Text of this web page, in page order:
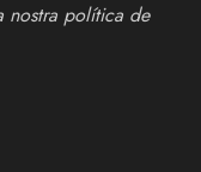
nostra política de